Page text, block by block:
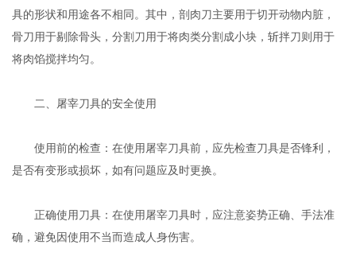
具的形状和用途各不相同。其中，剖肉刀主要用于切开动物内脏，
骨刀用于剔除骨头，分割刀用于将肉类分割成小块，斩拌刀则用于
将肉馅搅拌均匀。
二、屠宰刀具的安全使用
使用前的检查：在使用屠宰刀具前，应先检查刀具是否锋利，
是否有变形或损坏，如有问题应及时更换。
正确使用刀具：在使用屠宰刀具时，应注意姿势正确、手法准
确，避免因使用不当而造成人身伤害。